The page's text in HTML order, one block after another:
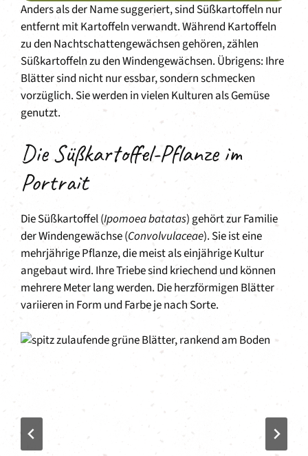
Anders als der Name suggeriert, sind Süßkartoffeln nur
entfernt mit Kartoffeln verwandt. Während Kartoffeln
zu den Nachtschattengewächsen gehören, zählen
Süßkartoffeln zu den Windengewächsen. Übrigens: Ihre
Blätter sind nicht nur essbar, sondern schmecken
vorzüglich. Sie werden in vielen Kulturen als Gemüse
genutzt.
Die Süßkartoffel-Pflanze im
Portrait
Die Süßkartoffel (Ipomoea batatas) gehört zur Familie
der Windengewächse (Convolvulaceae). Sie ist eine
mehrjährige Pflanze, die meist als einjährige Kultur
angebaut wird. Ihre Triebe sind kriechend und können
mehrere Meter lang werden. Die herzförmigen Blätter
variieren in Form und Farbe je nach Sorte.